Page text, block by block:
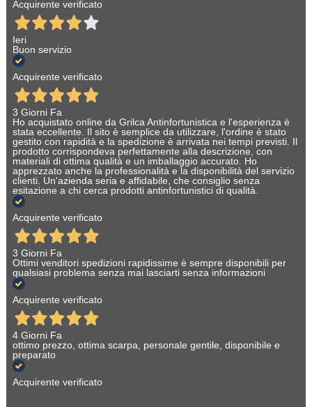
Acquirente verificato
Ieri
Buon servizio
Acquirente verificato
3 Giorni Fa
Ho acquistato online da Grilca Antinfortunistica e l'esperienza è
stata eccellente. Il sito è semplice da utilizzare, l'ordine è stato
gestito con rapidità e la spedizione è arrivata nei tempi previsti. Il
prodotto corrispondeva perfettamente alla descrizione, con
materiali di ottima qualità e un imballaggio accurato. Ho
apprezzato anche la professionalità e la disponibilità del servizio
clienti. Un'azienda seria e affidabile, che consiglio senza
esitazione a chi cerca prodotti antinfortunistici di qualità.
Acquirente verificato
3 Giorni Fa
Ottimi venditori spedizioni rapidissime è sempre disponibili per
qualsiasi problema senza mai lasciarti senza informazioni
Acquirente verificato
4 Giorni Fa
ottimo prezzo, ottima scarpa, personale gentile, disponibile e
preparato
Acquirente verificato